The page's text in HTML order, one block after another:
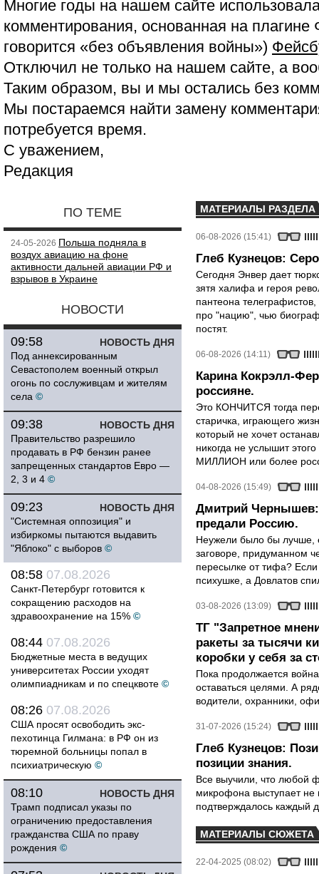
Многие годы на нашем сайте
комментирования, основанная на
говорится «без объявления войны»)
Отключил не только на нашем сайте, а
Таким образом, вы и мы остались без
Мы постараемся найти замену
потребуется время.
С уважением,
Редакция
ПО ТЕМЕ
24-05-2026 Польша подняла в
воздух авиацию на фоне
активности дальней авиации РФ и
взрывов в Украине
НОВОСТИ
НОВОСТЬ ДНЯ
09:58
Под аннексированным
Севастополем военный открыл
огонь по сослуживцам и жителям
села ©
НОВОСТЬ ДНЯ
09:38
Правительство разрешило
продавать в РФ бензин ранее
запрещенных стандартов Евро —
2, 3 и 4 ©
НОВОСТЬ ДНЯ
09:23
"Системная оппозиция" и
избиркомы пытаются выдавить
"Яблоко" с выборов ©
08:58 07.08.2026
Санкт-Петербург готовится к
сокращению расходов на
здравоохранение на 15% ©
08:44 07.08.2026
Бюджетные места в ведущих
университетах России уходят
олимпиадникам и по спецквоте ©
08:26 07.08.2026
США просят освободить экс-
пехотинца Гилмана: в РФ он из
тюремной больницы попал в
психиатрическую ©
НОВОСТЬ ДНЯ
08:10
Трамп подписал указы по
ограничению предоставления
гражданства США по праву
рождения ©
МАТЕРИАЛЫ РАЗДЕЛА
06-08-2026 (15:41)
Глеб Кузнецов:
Сегодня Энвер дает
зятя халифа и героя
пантеона
про "нацию", чью
постят.
06-08-2026 (14:11)
Карина Кокрэлл-
россияне.
Это КОНЧИТСЯ тогда
старичка, играющего
который не хочет
никогда не услышит
МИЛЛИОН или более
04-08-2026 (15:49)
Дмитрий Чернышев:
предали Россию.
Неужели было бы лучше,
заговоре, придуманном
пересылке от тифа?
психушке, а Довлатов
03-08-2026 (13:09)
ТГ "Запретное
ракеты за тысячи
коробки у себя за
Пока продолжается
оставаться целями. А
водители, охранники,
31-07-2026 (15:24)
Глеб Кузнецов:
позиции знания.
Все выучили, что любой
микрофона выступает не
подтверждалось каждый
МАТЕРИАЛЫ СЮЖЕТА
22-04-2025 (08:02)